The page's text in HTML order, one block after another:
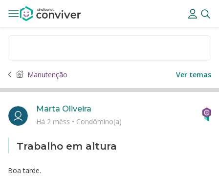
Manutenção Ver temas
Trabalho em altura
Boa tarde.
Marta Oliveira
Há 2 mêss • Condômino(a)